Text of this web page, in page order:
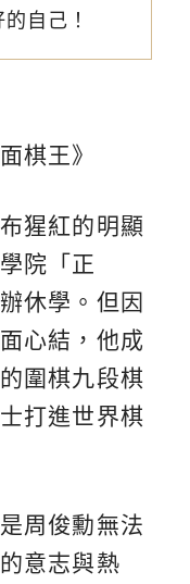
自己！
棋王》
猩紅的明顯
院「正
休學。但因
心結，他成
圍棋九段棋
打進世界棋
周俊勳無法
意志與熱